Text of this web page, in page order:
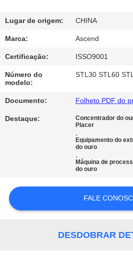
MAPA
DO
SITE
POLÍTICA
DE
PRIVACIDADE
Lugar de origem: CHINA
Marca: Ascend
Certificação: ISSO9001
Número do
modelo:
STL30 STL60
Documento: Folheto PDF do
Destaque:
Concentrador do
Placer
,
Equipamento do
do ouro
,
Máquina de
do ouro
FALE
DESDOBRAR